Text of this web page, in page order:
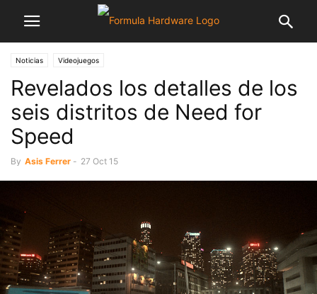
Noticias Videojuegos
Revelados los detalles de los
seis distritos de Need for
Speed
By Asis Ferrer - 27 Oct 15